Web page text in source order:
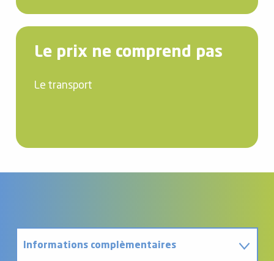
Le prix ne comprend pas
Le transport
Informations complèmentaires